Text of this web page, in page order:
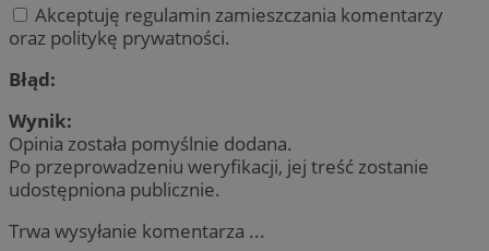
Akceptuję regulamin zamieszczania komentarzy
oraz politykę prywatności.
Błąd:
Wynik:
Opinia została pomyślnie dodana.
Po przeprowadzeniu weryfikacji, jej treść zostanie
udostępniona publicznie.
Trwa wysyłanie komentarza ...